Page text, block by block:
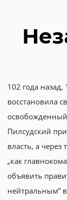
102 года
восстановила
Пилсудский
власть, а
„как
объявить
нейтральным”